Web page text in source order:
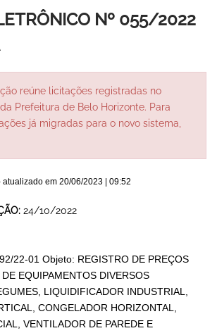
Nº 055/2022
reúne licitações registradas no
Prefeitura de Belo Horizonte. Para
já migradas para o novo sistema,
atualizado em 20/06/2023 | 09:52
24/10/2022
22-01 Objeto: REGISTRO DE PREÇOS
EQUIPAMENTOS DIVERSOS
LIQUIDIFICADOR INDUSTRIAL,
CONGELADOR HORIZONTAL,
VENTILADOR DE PAREDE E